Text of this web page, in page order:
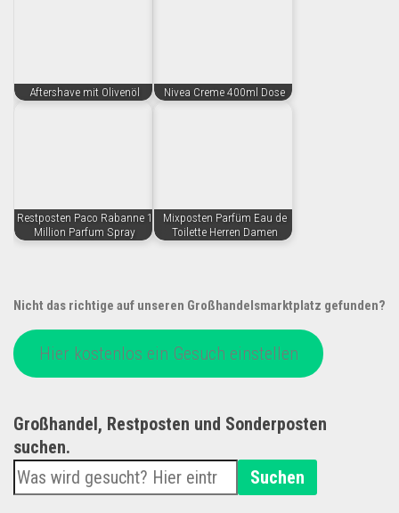
Aftershave mit Olivenöl Nivea Creme 400ml Dose
Restposten Paco Rabanne 1
Million Parfum Spray
Mixposten Parfüm Eau de
Toilette Herren Damen
Nicht das richtige auf unseren Großhandelsmarktplatz gefunden?
Hier kostenlos ein Gesuch einstellen
Großhandel, Restposten und Sonderposten
suchen.
Suchen